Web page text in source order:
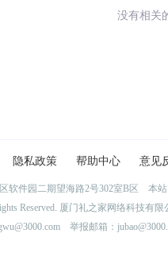
没有相关
隐私政策 帮助中心 意见
软件园二期望海路2号302室B区 本
Reserved. 厦门礼之家网络科技
举报邮箱：